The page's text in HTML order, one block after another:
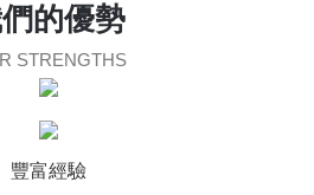
的優勢
STRENGTHS
豐富經驗